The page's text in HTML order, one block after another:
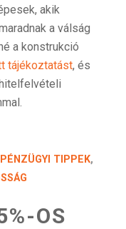
akik
a válság
a konstrukció
tájékoztatást, és
PÉNZÜGYI TIPPEK,
OS